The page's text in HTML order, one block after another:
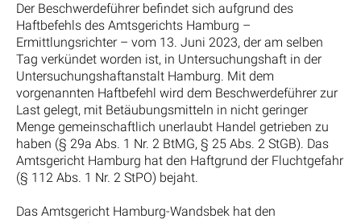
Der Beschwerdeführer befindet sich aufgrund des
Haftbefehls des Amtsgerichts Hamburg –
Ermittlungsrichter – vom 13. Juni 2023, der am selben
Tag verkündet worden ist, in Untersuchungshaft in der
Untersuchungshaftanstalt Hamburg. Mit dem
vorgenannten Haftbefehl wird dem Beschwerdeführer zur
Last gelegt, mit Betäubungsmitteln in nicht geringer
Menge gemeinschaftlich unerlaubt Handel getrieben zu
haben (§ 29a Abs. 1 Nr. 2 BtMG, § 25 Abs. 2 StGB). Das
Amtsgericht Hamburg hat den Haftgrund der Fluchtgefahr
(§ 112 Abs. 1 Nr. 2 StPO) bejaht.
Das Amtsgericht Hamburg-Wandsbek hat den